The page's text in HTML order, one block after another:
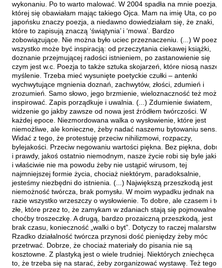
wykonaniu. Po to warto malować. W 2004 spadła na mnie poezja,
której się obawiałam mając takiego Ojca. Mam na imię Uta, co po
japońsku znaczy poezja, a niedawno dowiedziałam się, że znaki,
które to zapisują znaczą ‘świątynia’ i ‘mowa’. Bardzo
zobowiązujące. Nie można było uciec przeznaczeniu. (...) W poezji
wszystko może być inspiracją: od przeczytania ciekawej książki,
doznanie przejmującej radości istnieniem, po zastanowienie się
czym jest w.c. Poezja to także sztuka skojarzeń, które niosą nasze
myślenie. Trzeba mieć wysunięte poetyckie czułki – antenki
wychwytujące mgnienia doznań, zachwytów, złości, zdumień i
zrozumień. Samo słowo, jego brzmienie, wieloznaczność też może
inspirować. Zapis porządkuje i uwalnia. (...) Zdumienie światem,
widzenie go jakby zawsze od nowa jest źródłem twórczości. W
każdej epoce. Niezmordowana walka o wysłowienie, które jest
niemożliwe, ale konieczne, żeby nadać naszemu bytowaniu sens.
Widać z tego, że protestuję przeciw nihilizmowi, rozpaczy,
bylejakości. Przeciw negowaniu wartości piękna. Bez piękna, dobra
i prawdy, jakoś ostatnio niemodnym, nasze życie robi się byle jakie
i właściwie nie ma powodu żeby nie ustąpić wirusom, tej
najmniejszej formie życia, chociaż niektórym, paradoksalnie,
jesteśmy niezbędni do istnienia. (...) Największą przeszkodą jest
niemożność twórcza, brak pomysłu. W moim wypadku jednak na
razie wszystko wrzeszczy o wysłowienie. To dobre, ale czasem i to
złe, które przez to, że zamykam w zdaniach stają się pojmowalne,
choćby troszeczkę. A drugą, bardzo prozaiczną przeszkodą, jest
brak czasu, konieczność „walki o byt”. Dotyczy to raczej malarstwa.
Rzadko działalność twórcza przynosi dość pieniędzy żeby móc
przetrwać. Dobrze, że chociaż materiały do pisania nie są
kosztowne. Z plastyką jest o wiele trudniej. Niektórych zniechęca
to, że trzeba się na starać, żeby zorganizować wystawę. Też tego